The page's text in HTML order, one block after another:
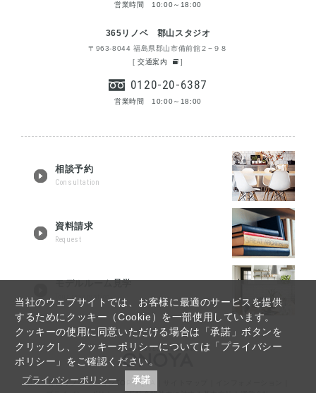
当社のウェブサイトでは、お客様に最適のサービスを提供
するためにクッキー（Cookie）を一部使用しています。
クッキーの使用に同意いただける場合は「承諾」ボタンを
クリックし、クッキーポリシーについては「プライバシー
ポリシー」をご確認ください。
プライバシーポリシー 承諾
営業時間 10:00～18:00
365リノベ 郡山スタジオ
〒963-8044 福島県郡山市備前舘２−９８
[交通案内 ]
0120-20-6387
営業時間 10:00～18:00
相談予約
Consultation
資料請求
Request
モデルルーム見学
Tour reservation
福島・郡山リノベーションTOP ｜Q&A